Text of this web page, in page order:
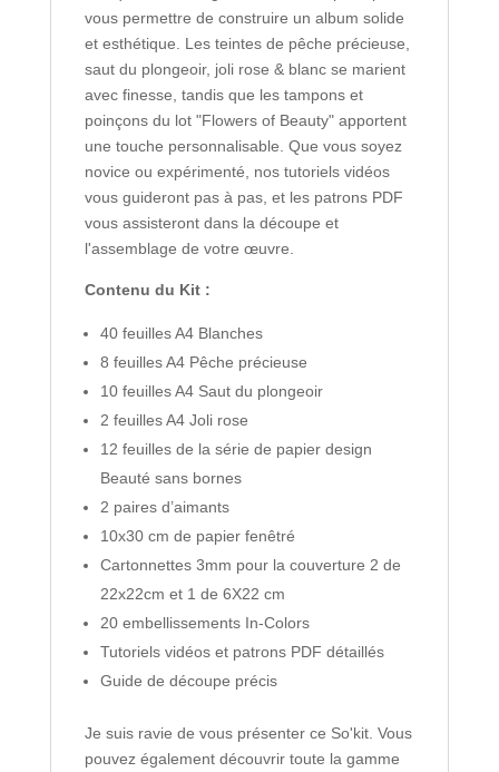
vous permettre de construire un album solide
et esthétique. Les teintes de pêche précieuse,
saut du plongeoir, joli rose & blanc se marient
avec finesse, tandis que les tampons et
poinçons du lot "Flowers of Beauty" apportent
une touche personnalisable. Que vous soyez
novice ou expérimenté, nos tutoriels vidéos
vous guideront pas à pas, et les patrons PDF
vous assisteront dans la découpe et
l'assemblage de votre œuvre.
Contenu du Kit :
40 feuilles A4 Blanches
8 feuilles A4 Pêche précieuse
10 feuilles A4 Saut du plongeoir
2 feuilles A4 Joli rose
12 feuilles de la série de papier design
Beauté sans bornes
2 paires d’aimants
10x30 cm de papier fenêtré
Cartonnettes 3mm pour la couverture 2 de
22x22cm et 1 de 6X22 cm
20 embellissements In-Colors
Tutoriels vidéos et patrons PDF détaillés
Guide de découpe précis
Je suis ravie de vous présenter ce So'kit. Vous
pouvez également découvrir toute la gamme